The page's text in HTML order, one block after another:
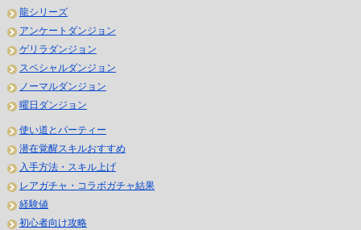
龍シリーズ
アンケートダンジョン
ゲリラダンジョン
スペシャルダンジョン
ノーマルダンジョン
曜日ダンジョン
使い道とパーティー
潜在覚醒スキルおすすめ
入手方法・スキル上げ
レアガチャ・コラボガチャ結果
経験値
初心者向け攻略